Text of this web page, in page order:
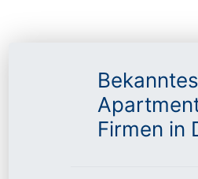
Firmen in